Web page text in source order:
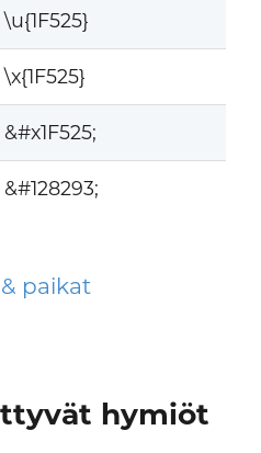
\u{1F525}
\x{1F525}
&#x1F525;
&#128293;
paikat
hymiöt